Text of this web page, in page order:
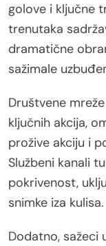
golove i ključne
trenutaka
dramatične
sažimale
Društvene
ključnih akcija,
prožive akciju i
Službeni kanali
pokrivenost,
snimke iza kulisa.
Dodatno, sažeci